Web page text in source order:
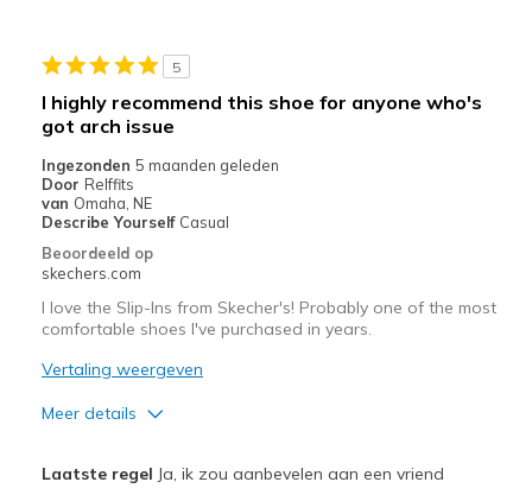
Sizing
5
I highly recommend this shoe for anyone who's
got arch issue
Ingezonden 5 maanden geleden
Door Relffits
van Omaha, NE
Describe Yourself Casual
Beoordeeld op
skechers.com
I love the Slip-Ins from Skecher's! Probably one of the most
comfortable shoes I've purchased in years.
Vertaling weergeven
Meer details
Laatste regel Ja, ik zou aanbevelen aan een vriend